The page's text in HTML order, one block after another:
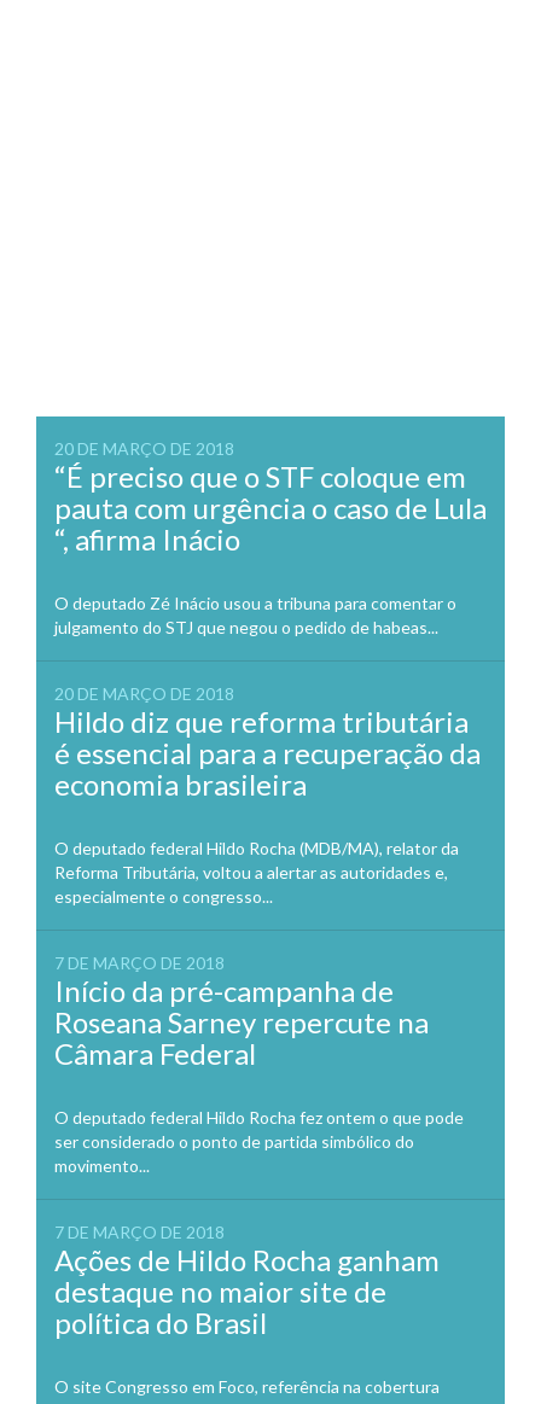
20 DE MARÇO DE 2018
“É preciso que o STF coloque em
pauta com urgência o caso de Lula
“, afirma Inácio
O deputado Zé Inácio usou a tribuna para comentar o
julgamento do STJ que negou o pedido de habeas...
20 DE MARÇO DE 2018
Hildo diz que reforma tributária
é essencial para a recuperação da
economia brasileira
O deputado federal Hildo Rocha (MDB/MA), relator da
Reforma Tributária, voltou a alertar as autoridades e,
especialmente o congresso...
7 DE MARÇO DE 2018
Início da pré-campanha de
Roseana Sarney repercute na
Câmara Federal
O deputado federal Hildo Rocha fez ontem o que pode
ser considerado o ponto de partida simbólico do
movimento...
7 DE MARÇO DE 2018
Ações de Hildo Rocha ganham
destaque no maior site de
política do Brasil
O site Congresso em Foco, referência na cobertura